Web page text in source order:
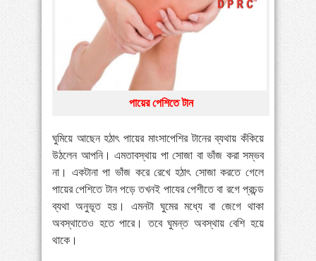
পায়ের পাতা ব্যথার যত কারণ ও সমাধান
বাংলাদেশে বাড়ছে মায়েলোমা রোগী—সমাধানে বিশেষজ্ঞদের
কর্মশালা
কোমরব্যথা কেন হয়, কীভাবে এড়াবেন
পায়ের পেশিতে টান
ঘুমিয়ে আছেন হঠাৎ পায়ের মাংসাপেশির টানের ব্যথায় কঁকিয়ে
উঠলেন আপনি। এমতাবস্থায় পা সোজা বা ভাঁজ করা সম্ভব
না। একটানা পা ভাঁজ করে রেখে হঠাৎ সোজা করতে গেলে
পায়ের পেশিতে টান পড়ে তখনই পাযের পেশীতে বা রগে প্রচন্ড
ব্যথা অনুভূত হয়। এমনটা ঘুমের মধ্যে বা জেগে থাকা
অবস্থাতেও হতে পারে। তবে ঘুমন্ত অবস্থায় বেশি হয়ে
থাকে।